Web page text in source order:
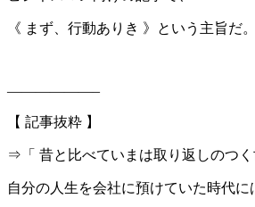
《 まず、行動ありき 》という主旨だ。
——————–
【 記事抜粋 】
⇒「 昔と比べていまは取り返しのつく
自分の人生を会社に預けていた時代に